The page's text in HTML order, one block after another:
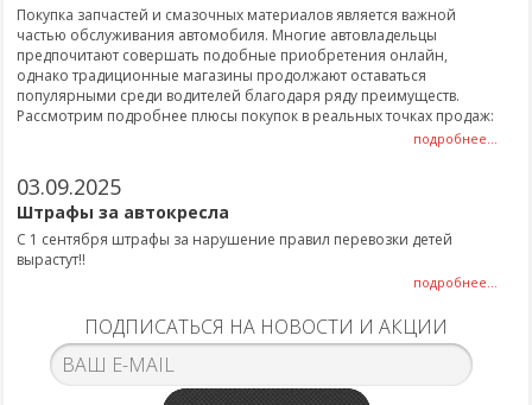
Покупка запчастей и смазочных материалов является важной
частью обслуживания автомобиля. Многие автовладельцы
предпочитают совершать подобные приобретения онлайн,
однако традиционные магазины продолжают оставаться
популярными среди водителей благодаря ряду преимуществ.
Рассмотрим подробнее плюсы покупок в реальных точках продаж:
подробнее...
03.09.2025
Штрафы за автокресла
С 1 сентября штрафы за нарушение правил перевозки детей
вырастут!!
подробнее...
ПОДПИСАТЬСЯ НА НОВОСТИ И АКЦИИ